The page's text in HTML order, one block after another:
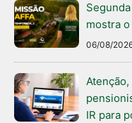
mostra
06/08/
IR para